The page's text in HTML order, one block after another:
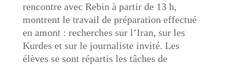
rencontre avec Rebin à partir de 13 h,
montrent le travail de préparation effectué
en amont : recherches sur l’Iran, sur les
Kurdes et sur le journaliste invité. Les
élèves se sont répartis les tâches de